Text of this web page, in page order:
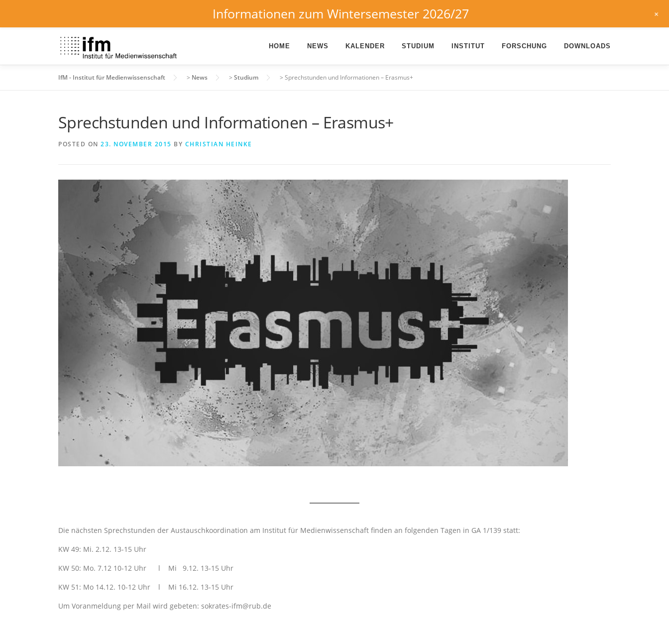
HOME NEWS KALENDER STUDIUM INSTITUT FORSCHUNG DOWNLOADS
IfM - Institut für Medienwissenschaft > News > Studium > Sprechstunden und Informationen – Erasmus+
Sprechstunden und Informationen – Erasmus+
POSTED ON 23. NOVEMBER 2015 BY CHRISTIAN HEINKE
Die nächsten Sprechstunden der Austauschkoordination am Institut für Medienwissenschaft finden an folgenden Tagen in GA 1/139 statt:
KW 49: Mi. 2.12. 13-15 Uhr
KW 50: Mo. 7.12 10-12 Uhr l Mi 9.12. 13-15 Uhr
KW 51: Mo 14.12. 10-12 Uhr l Mi 16.12. 13-15 Uhr
Um Voranmeldung per Mail wird gebeten: sokrates-ifm@rub.de
Informationen zum Wintersemester 2026/27 +